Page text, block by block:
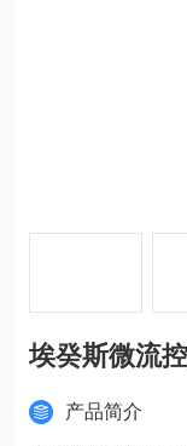
埃癸斯微流
产品简介